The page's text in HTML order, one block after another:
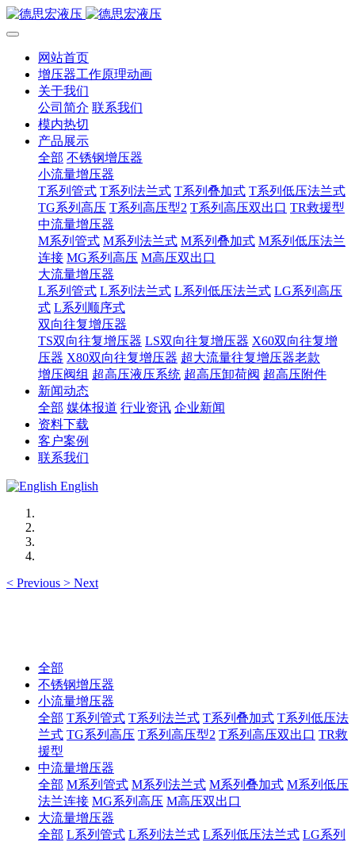
网站首页
增压器工作原理动画
关于我们
公司简介 联系我们
模内热切
产品展示
全部 不锈钢增压器
小流量增压器
T系列管式 T系列法兰式 T系列叠加式 T系列低压法兰式
TG系列高压 T系列高压型2 T系列高压双出口 TR救援型
中流量增压器
M系列管式 M系列法兰式 M系列叠加式 M系列低压法兰
连接 MG系列高压 M高压双出口
大流量增压器
L系列管式 L系列法兰式 L系列低压法兰式 LG系列高压
式 L系列顺序式
双向往复增压器
TS双向往复增压器 LS双向往复增压器 X60双向往复增
压器 X80双向往复增压器 超大流量往复增压器老款
增压阀组 超高压液压系统 超高压卸荷阀 超高压附件
新闻动态
全部 媒体报道 行业资讯 企业新闻
资料下载
客户案例
联系我们
English
< Previous > Next
全部
不锈钢增压器
小流量增压器
全部 T系列管式 T系列法兰式 T系列叠加式 T系列低压法
兰式 TG系列高压 T系列高压型2 T系列高压双出口 TR救
援型
中流量增压器
全部 M系列管式 M系列法兰式 M系列叠加式 M系列低压
法兰连接 MG系列高压 M高压双出口
大流量增压器
全部 L系列管式 L系列法兰式 L系列低压法兰式 LG系列